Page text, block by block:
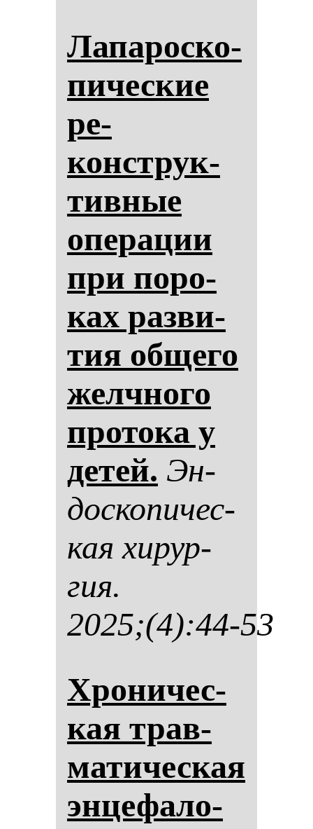
Ла­па­рос­ко­
пи­чес­кие
ре­
конструк­
тив­ные
опе­ра­ции
при по­ро­
ках раз­ви­
тия об­ще­го
жел­чно­го
про­то­ка у
де­тей. Эн­
дос­ко­пи­чес­
кая хи­рур­
гия.
2025;(4):44-53
Хро­ни­чес­
кая трав­
ма­ти­чес­кая
эн­це­фа­ло­